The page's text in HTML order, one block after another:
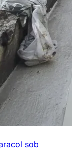
sob